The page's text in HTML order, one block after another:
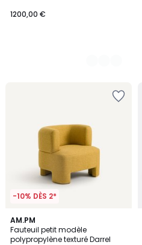
1200,00 €
-10% DÈS 2*
AM.PM
Fauteuil petit modèle
polypropylène texturé Darrel